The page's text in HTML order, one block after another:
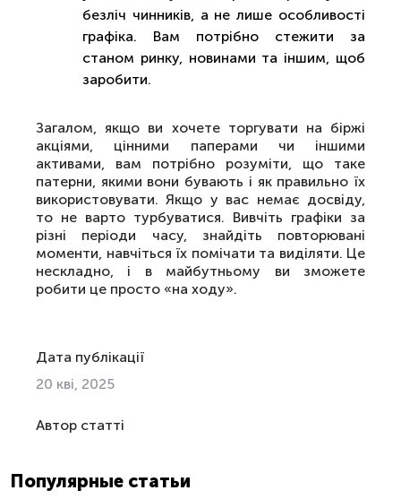
безліч чинників, а не лише особливості
графіка. Вам потрібно стежити за
станом ринку, новинами та іншим, щоб
заробити.
Загалом, якщо ви хочете торгувати на біржі
акціями, цінними паперами чи іншими
активами, вам потрібно розуміти, що таке
патерни, якими вони бувають і як правильно їх
використовувати. Якщо у вас немає досвіду,
то не варто турбуватися. Вивчіть графіки за
різні періоди часу, знайдіть повторювані
моменти, навчіться їх помічати та виділяти. Це
нескладно, і в майбутньому ви зможете
робити це просто «на ходу».
Дата публікації
20 кві, 2025
Автор статті
Популярные статьи